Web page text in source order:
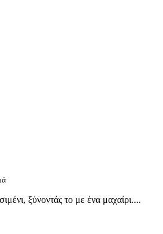
ξύνοντάς το με ένα μαχαίρι....